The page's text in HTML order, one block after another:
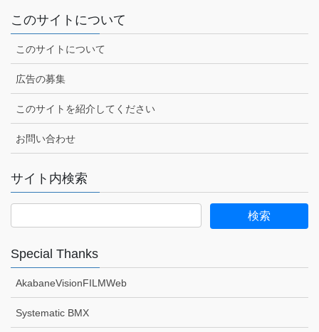
このサイトについて
このサイトについて
広告の募集
このサイトを紹介してください
お問い合わせ
サイト内検索
Special Thanks
AkabaneVisionFILMWeb
Systematic BMX